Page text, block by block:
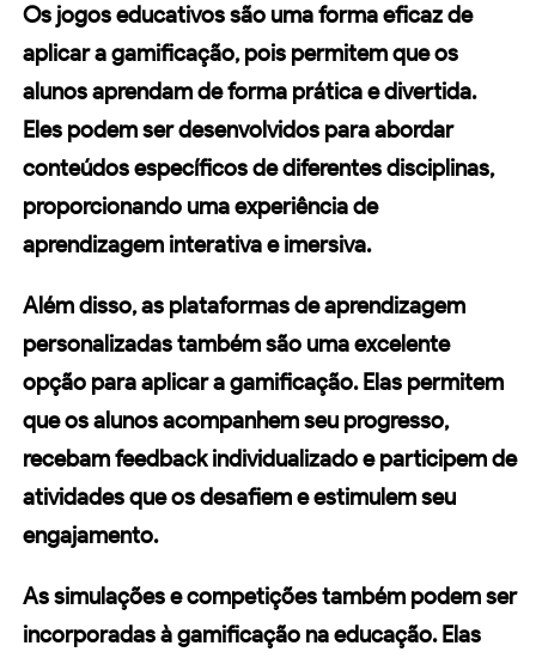
Os jogos educativossão uma forma eficaz de
aplicar a gamificação, pois permitem que os
alunos aprendam de forma prática e divertida.
Eles podem ser desenvolvidos para abordar
conteúdos específicos de diferentes disciplinas,
proporcionando uma experiência de
aprendizagem interativa e imersiva.
Além disso, as plataformas de aprendizagem
personalizadas também são uma excelente
opção para aplicar a gamificação. Elas permitem
que os alunos acompanhem seu progresso,
recebam feedback individualizado e participem de
atividades que os desafiem e estimulem seu
engajamento.
Assimulaçõese competições também podem ser
incorporadas à gamificação na educação. Elas